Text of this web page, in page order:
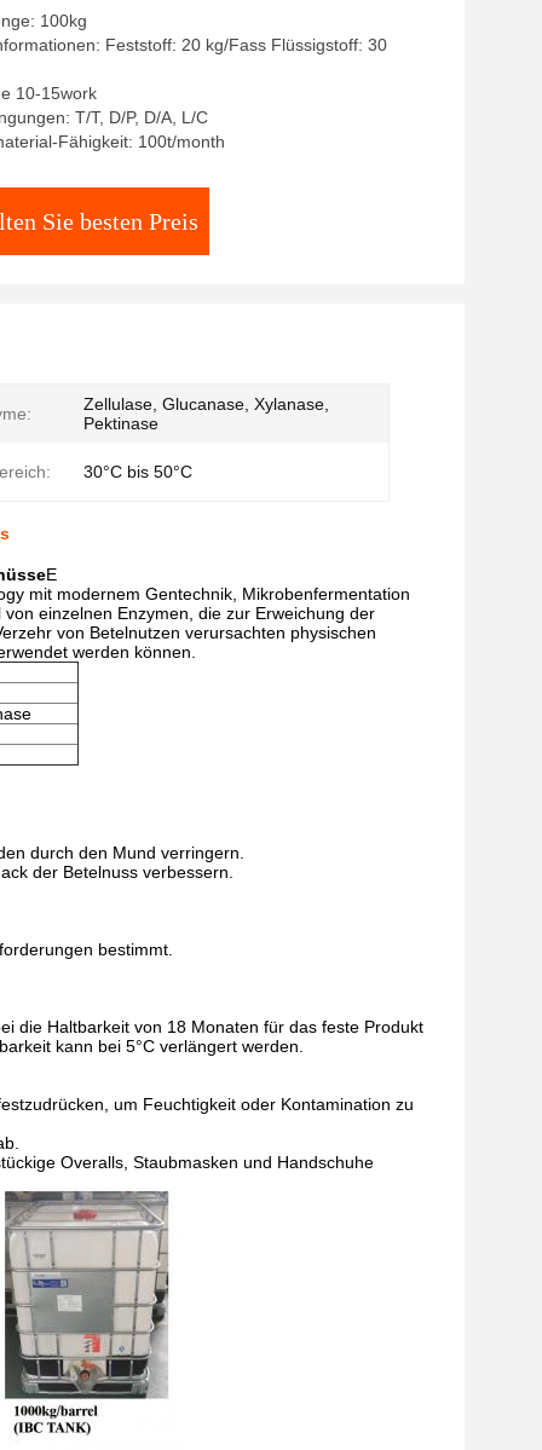
100kg
Feststoff: 20 kg/Fass Flüssigstoff: 30
10-15work
T/T, D/P, D/A, L/C
Fähigkeit: 100t/month
Sie besten Preis
Zellulase, Glucanase, Xylanase,
Pektinase
30°C bis 50°C
E
mit modernem Gentechnik, Mikrobenfermentation
einzelnen Enzymen, die zur Erweichung der
von Betelnutzen verursachten physischen
werden können.
durch den Mund verringern.
der Betelnuss verbessern.
bestimmt.
die Haltbarkeit von 18 Monaten für das feste Produkt
kann bei 5°C verlängert werden.
um Feuchtigkeit oder Kontamination zu
Overalls, Staubmasken und Handschuhe